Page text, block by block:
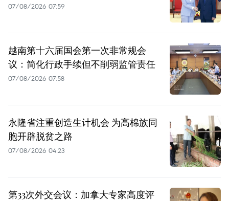
07/08/2026 07:59
越南第十六届国会第一次非常规会
议：简化行政手续但不削弱监管责任
07/08/2026 07:58
永隆省注重创造生计机会 为高棉族同
胞开辟脱贫之路
07/08/2026 04:23
第33次外交会议：加拿大专家高度评